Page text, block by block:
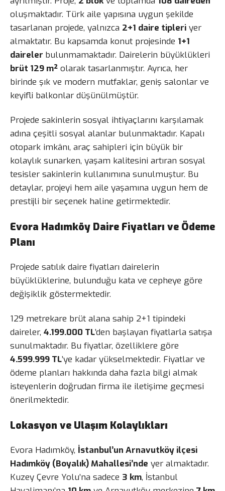
oluşmaktadır. Türk aile yapısına uygun şekilde
tasarlanan projede, yalnızca 2+1 daire tipleri yer
almaktatır. Bu kapsamda konut projesinde 1+1
daireler bulunmamaktadır. Dairelerin büyüklükleri
brüt 129 m² olarak tasarlanmıştır. Ayrıca, her
birinde şık ve modern mutfaklar, geniş salonlar ve
keyifli balkonlar düşünülmüştür.
Projede sakinlerin sosyal ihtiyaçlarını karşılamak
adına çeşitli sosyal alanlar bulunmaktadır. Kapalı
otopark imkânı, araç sahipleri için büyük bir
kolaylık sunarken, yaşam kalitesini artıran sosyal
tesisler sakinlerin kullanımına sunulmuştur. Bu
detaylar, projeyi hem aile yaşamına uygun hem de
prestijli bir seçenek haline getirmektedir.
Evora Hadımköy Daire Fiyatları ve Ödeme
Planı
Projede satılık daire fiyatları dairelerin
büyüklüklerine, bulunduğu kata ve cepheye göre
değişiklik göstermektedir.
129 metrekare brüt alana sahip 2+1 tipindeki
daireler, 4.199.000 TL’den başlayan fiyatlarla satışa
sunulmaktadır. Bu fiyatlar, özelliklere göre
4.599.999 TL’ye kadar yükselmektedir. Fiyatlar ve
ödeme planları hakkında daha fazla bilgi almak
isteyenlerin doğrudan firma ile iletişime geçmesi
önerilmektedir.
Lokasyon ve Ulaşım Kolaylıkları
Evora Hadımköy, İstanbul’un Arnavutköy ilçesi
Hadımköy (Boyalık) Mahallesi’nde yer almaktadır.
Kuzey Çevre Yolu’na sadece 3 km, İstanbul